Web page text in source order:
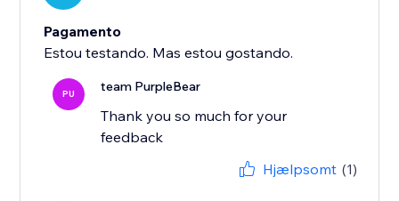
Pagamento
Estou testando. Mas estou gostando.
PU team PurpleBear
Thank you so much for your
feedback
Hjælpsomt (1)